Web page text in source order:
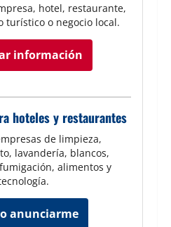
hotel, restaurante,
turístico o negocio local.
información
hoteles y restaurantes
de limpieza,
lavandería, blancos,
alimentos y
anunciarme